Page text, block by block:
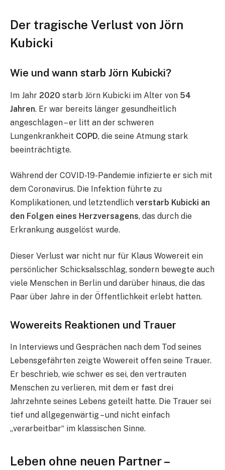
Der tragische Verlust von Jörn
Kubicki
Wie und wann starb Jörn Kubicki?
Im Jahr 2020 starb Jörn Kubicki im Alter von 54
Jahren. Er war bereits länger gesundheitlich
angeschlagen – er litt an der schweren
Lungenkrankheit COPD, die seine Atmung stark
beeinträchtigte.
Während der COVID-19-Pandemie infizierte er sich mit
dem Coronavirus. Die Infektion führte zu
Komplikationen, und letztendlich verstarb Kubicki an
den Folgen eines Herzversagens, das durch die
Erkrankung ausgelöst wurde.
Dieser Verlust war nicht nur für Klaus Wowereit ein
persönlicher Schicksalsschlag, sondern bewegte auch
viele Menschen in Berlin und darüber hinaus, die das
Paar über Jahre in der Öffentlichkeit erlebt hatten.
Wowereits Reaktionen und Trauer
In Interviews und Gesprächen nach dem Tod seines
Lebensgefährten zeigte Wowereit offen seine Trauer.
Er beschrieb, wie schwer es sei, den vertrauten
Menschen zu verlieren, mit dem er fast drei
Jahrzehnte seines Lebens geteilt hatte. Die Trauer sei
tief und allgegenwärtig – und nicht einfach
„verarbeitbar“ im klassischen Sinne.
Leben ohne neuen Partner –